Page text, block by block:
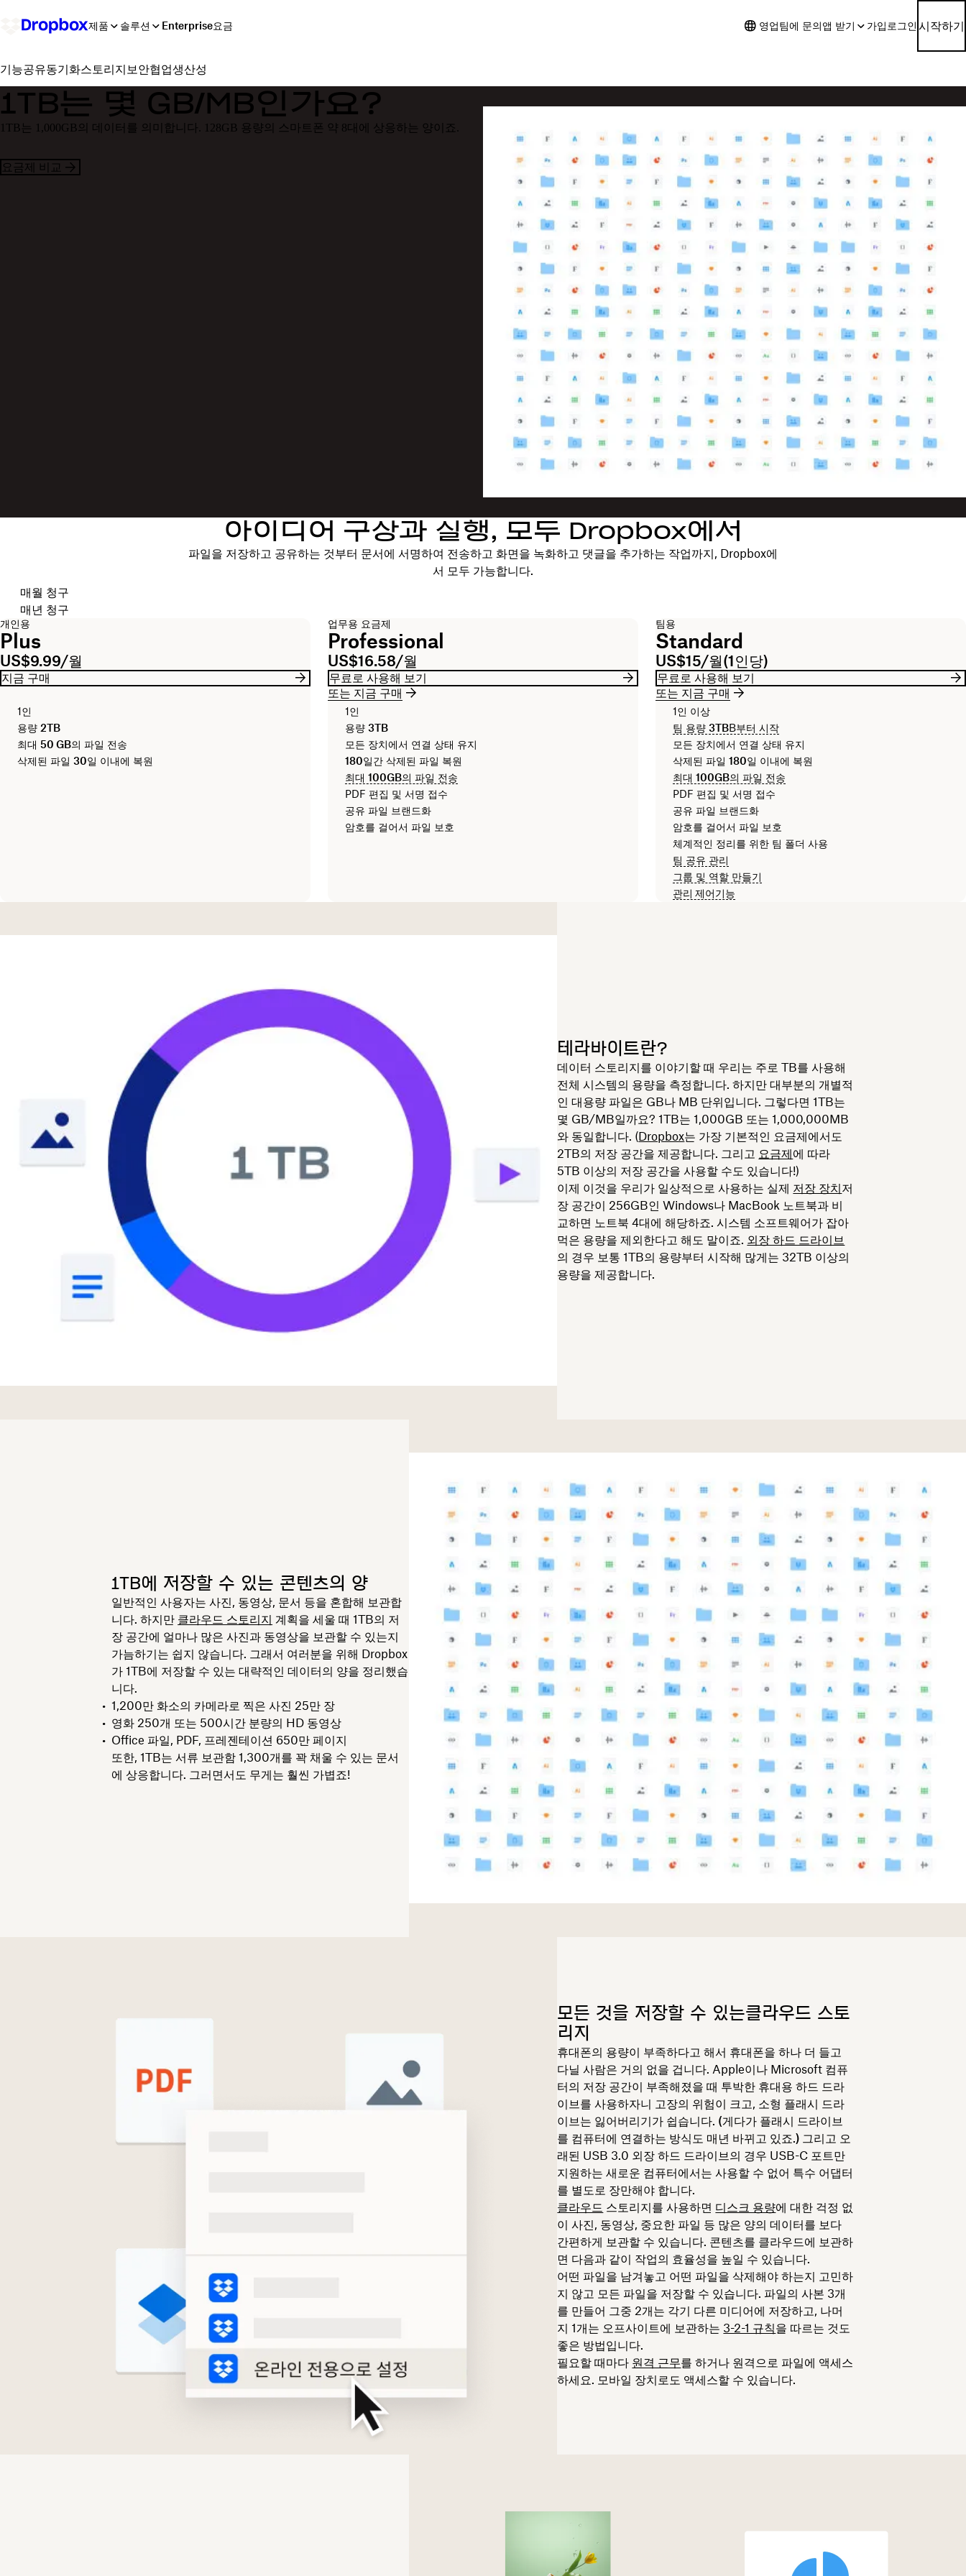
제품 솔루션 Enterprise요금 영업팀에 문의앱 받기 가입 로그인 시작하기
기능공유동기화스토리지 보안협업생산성
1TB는 몇 GB/MB인가요?
1TB는 1,000GB의 데이터를 의미합니다. 128GB 용량의 스마트폰 약 8대에 상응하는 양이죠.
요금제 비교
아이디어 구상과 실행, 모두 Dropbox에서
파일을 저장하고 공유하는 것부터 문서에 서명하여 전송하고 화면을 녹화하고 댓글을 추가하는 작업까지, Dropbox에
서 모두 가능합니다.
청구 주기 선택
매월 청구
매년 청구
개인용
Plus
US$9.99/월
지금 구매
1인
용량 2TB
최대 50 GB의 파일 전송
삭제된 파일 30일 이내에 복원
업무용 요금제
Professional
US$16.58/월
무료로 사용해 보기
또는 지금 구매
1인
용량 3TB
모든 장치에서 연결 상태 유지
180일간 삭제된 파일 복원
최대 100GB의 파일 전송
PDF 편집 및 서명 접수
공유 파일 브랜드화
암호를 걸어서 파일 보호
팀용
Standard
US$15/월(1인당)
무료로 사용해 보기
또는 지금 구매
1인 이상
팀 용량 3TBB부터 시작
모든 장치에서 연결 상태 유지
삭제된 파일 180일 이내에 복원
최대 100GB의 파일 전송
PDF 편집 및 서명 접수
공유 파일 브랜드화
암호를 걸어서 파일 보호
체계적인 정리를 위한 팀 폴더 사용
팀 공유 관리
그룹 및 역할 만들기
관리 제어기능
테라바이트란?
데이터 스토리지를 이야기할 때 우리는 주로 TB를 사용해
전체 시스템의 용량을 측정합니다. 하지만 대부분의 개별적
인 대용량 파일은 GB나 MB 단위입니다. 그렇다면 1TB는
몇 GB/MB일까요? 1TB는 1,000GB 또는 1,000,000MB
와 동일합니다. (Dropbox는 가장 기본적인 요금제에서도
2TB의 저장 공간을 제공합니다. 그리고 요금제에 따라
5TB 이상의 저장 공간을 사용할 수도 있습니다!)
이제 이것을 우리가 일상적으로 사용하는 실제 저장 장치저
장 공간이 256GB인 Windows나 MacBook 노트북과 비
교하면 노트북 4대에 해당하죠. 시스템 소프트웨어가 잡아
먹은 용량을 제외한다고 해도 말이죠. 외장 하드 드라이브
의 경우 보통 1TB의 용량부터 시작해 많게는 32TB 이상의
용량을 제공합니다.
1TB에 저장할 수 있는 콘텐츠의 양
일반적인 사용자는 사진, 동영상, 문서 등을 혼합해 보관합
니다. 하지만 클라우드 스토리지 계획을 세울 때 1TB의 저
장 공간에 얼마나 많은 사진과 동영상을 보관할 수 있는지
가늠하기는 쉽지 않습니다. 그래서 여러분을 위해 Dropbox
가 1TB에 저장할 수 있는 대략적인 데이터의 양을 정리했습
니다.
1,200만 화소의 카메라로 찍은 사진 25만 장
영화 250개 또는 500시간 분량의 HD 동영상
Office 파일, PDF, 프레젠테이션 650만 페이지
또한, 1TB는 서류 보관함 1,300개를 꽉 채울 수 있는 문서
에 상응합니다. 그러면서도 무게는 훨씬 가볍죠!
모든 것을 저장할 수 있는클라우드 스토
리지
휴대폰의 용량이 부족하다고 해서 휴대폰을 하나 더 들고
다닐 사람은 거의 없을 겁니다. Apple이나 Microsoft 컴퓨
터의 저장 공간이 부족해졌을 때 투박한 휴대용 하드 드라
이브를 사용하자니 고장의 위험이 크고, 소형 플래시 드라
이브는 잃어버리기가 쉽습니다. (게다가 플래시 드라이브
를 컴퓨터에 연결하는 방식도 매년 바뀌고 있죠.) 그리고 오
래된 USB 3.0 외장 하드 드라이브의 경우 USB-C 포트만
지원하는 새로운 컴퓨터에서는 사용할 수 없어 특수 어댑터
를 별도로 장만해야 합니다.
클라우드 스토리지를 사용하면 디스크 용량에 대한 걱정 없
이 사진, 동영상, 중요한 파일 등 많은 양의 데이터를 보다
간편하게 보관할 수 있습니다. 콘텐츠를 클라우드에 보관하
면 다음과 같이 작업의 효율성을 높일 수 있습니다.
어떤 파일을 남겨놓고 어떤 파일을 삭제해야 하는지 고민하
지 않고 모든 파일을 저장할 수 있습니다. 파일의 사본 3개
를 만들어 그중 2개는 각기 다른 미디어에 저장하고, 나머
지 1개는 오프사이트에 보관하는 3-2-1 규칙을 따르는 것도
좋은 방법입니다.
필요할 때마다 원격 근무를 하거나 원격으로 파일에 액세스
하세요. 모바일 장치로도 액세스할 수 있습니다.